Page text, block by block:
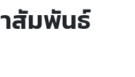
สัมพันธ์